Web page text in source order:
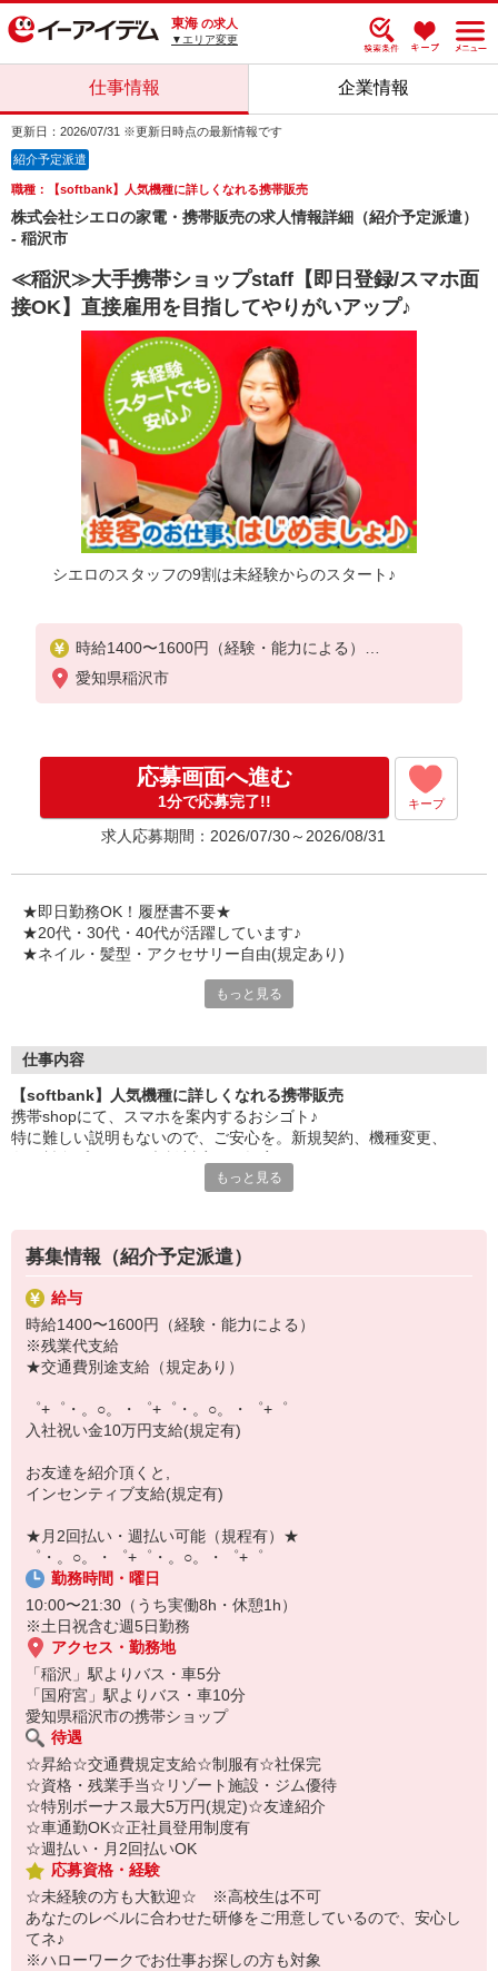
東海 の求人
▼エリア変更
仕事情報 企業情報
更新日：2026/07/31 ※更新日時点の最新情報です
紹介予定派遣
職種：【softbank】人気機種に詳しくなれる携帯販売
株式会社シエロの家電・携帯販売の求人情報詳細（紹介予定派遣）
- 稲沢市
≪稲沢≫大手携帯ショップstaff【即日登録/スマホ面
接OK】直接雇用を目指してやりがいアップ♪
シエロのスタッフの9割は未経験からのスタート♪
時給1400〜1600円（経験・能力による）
※残業代支給
★交通費別途支給（規定あり）
入社祝い金10万円支給(規定有)
お友達を紹介頂くと,
インセンティブ支給(規定有)
゜・。○。・゜+゜・。○。・゜+゜
愛知県稲沢市
応募画面へ進む
1分で応募完了!! キープ
求人応募期間：2026/07/30～2026/08/31
★即日勤務OK！履歴書不要★
★20代・30代・40代が活躍しています♪
★ネイル・髪型・アクセサリー自由(規定あり)
シエロのスタッフは9割が未経験スタート。
ずっと先まで役に立ちます！
丁寧な研修もあるので、
みなさんから働きやすいと好評です♪
最新アプリ事情やお得なプラン、
スマホの裏ワザを学べるチャンス♪
￣￣￣￣￣￣￣￣￣￣￣
▼オフィスワーク
事務、経理、データ入力、コールセンター、受付
▼工場・製造・軽作業系
機械/食品製造・梱包・仕分け・加工・組立・検査
▼美容系
眉毛サロンのアイブロウ・ネイリスト・エステ
▼営業・販売
法人営業・アパレル販売・個別指導塾・人材紹介
▼人気案件も多数♪
短期・期間限定・オープニング・官公庁案件
上場/優良/大手企業など
【スマホ面接実施中】
￣￣￣￣￣￣￣￣￣
自宅に居ながらスマホでカンタン面接OK！
オンライン面談なのでスピード対応。
もっと見る
仕事内容
【softbank】人気機種に詳しくなれる携帯販売
携帯shopにて、スマホを案内するおシゴト♪
特に難しい説明もないので、ご安心を。新規契約、機種変更、
満足度◎
■携帯やインターネット販売業務
docomo(ドコモ)/au(エーユー)・KDDI/softbank(ソフトバンク)など
の大手キャリアから
ワイモバイル(Y!mobille)、楽天モバイル、UQなど格安スマホまで幅
広く紹介可能♪
もっと見る
募集情報（紹介予定派遣）
給与
時給1400〜1600円（経験・能力による）
※残業代支給
★交通費別途支給（規定あり）
゜+゜・。○。・゜+゜・。○。・゜+゜
入社祝い金10万円支給(規定有)
お友達を紹介頂くと,
インセンティブ支給(規定有)
★月2回払い・週払い可能（規程有）★
゜・。○。・゜+゜・。○。・゜+゜
勤務時間・曜日
10:00〜21:30（うち実働8h・休憩1h）
※土日祝含む週5日勤務
アクセス・勤務地
「稲沢」駅よりバス・車5分
「国府宮」駅よりバス・車10分
愛知県稲沢市の携帯ショップ
待遇
☆昇給☆交通費規定支給☆制服有☆社保完
☆資格・残業手当☆リゾート施設・ジム優待
☆特別ボーナス最大5万円(規定)☆友達紹介
☆車通勤OK☆正社員登用制度有
☆週払い・月2回払いOK
応募資格・経験
☆未経験の方も大歓迎☆ ※高校生は不可
あなたのレベルに合わせた研修をご用意しているので、安心し
てネ♪
※ハローワークでお仕事お探しの方も対象